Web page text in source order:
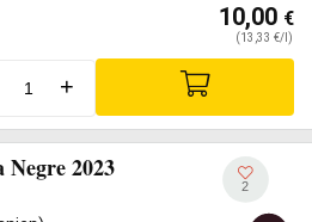
10,00 €
(13,33 €/l)
+
2023
2